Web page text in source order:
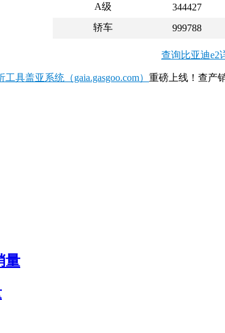
A级
344427
轿车
999788
查询比亚迪e2
具盖亚系统（gaia.gasgoo.com） 重磅上线！查产
量